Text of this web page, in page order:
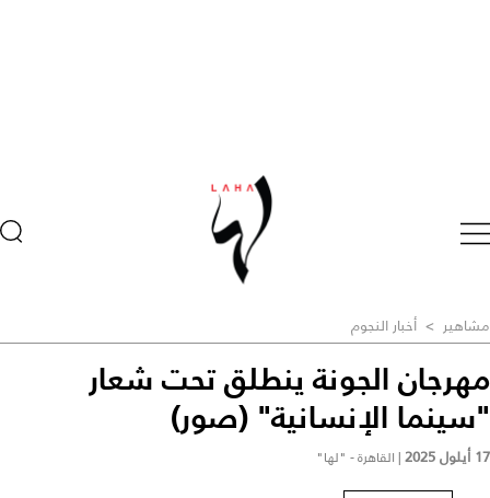
مشاهير > أخبار النجوم
مهرجان الجونة ينطلق تحت شعار
"سينما الإنسانية" (صور)
17 أيلول 2025 | القاهرة - "لها"